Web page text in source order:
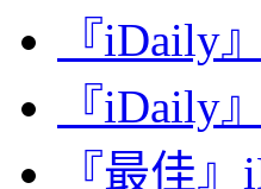
『iDaily
『iDaily
『最佳